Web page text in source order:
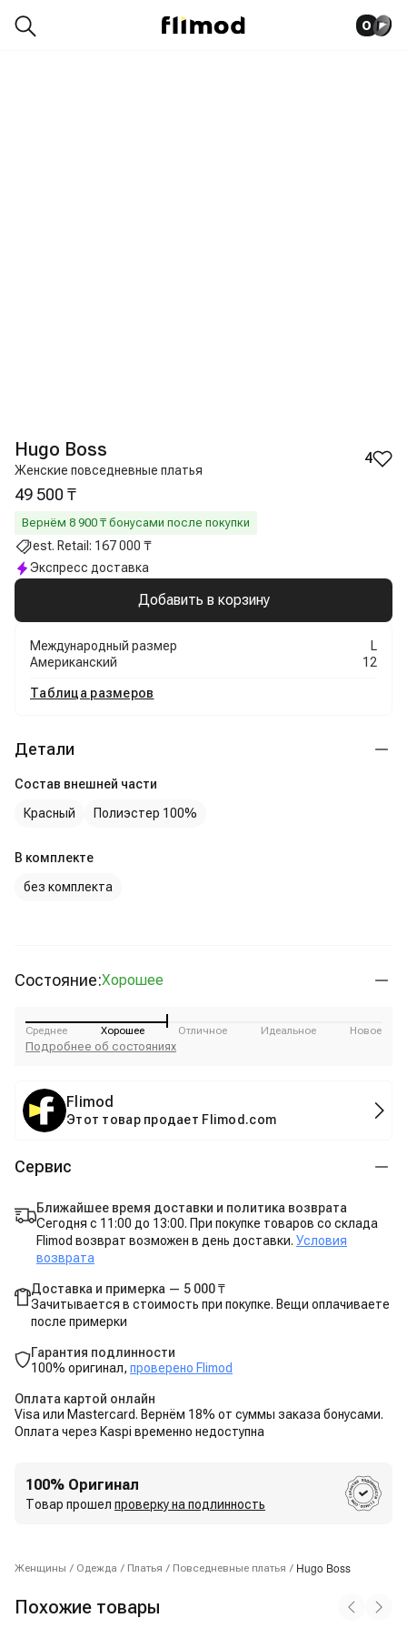
0
Hugo Boss
Женские повседневные платья
4
49 500 ₸
Вернём 8 900 ₸ бонусами после покупки
est. Retail: 167 000 ₸
Экспресс доставка
Добавить в корзину
Международный размер
L
Американский
12
Таблица размеров
Детали
Состав внешней части
Красный
Полиэстер 100%
В комплекте
без комплекта
Состояние:Хорошее
Среднее Хорошее Отличное Идеальное Новое
Подробнее об состояниях
Flimod
Этот товар продает Flimod.com
Сервис
Ближайшее время доставки и политика возврата
Сегодня с 11:00 до 13:00. При покупке товаров со склада
Flimod возврат возможен в день доставки. Условия
возврата
Доставка и примерка — 5 000 ₸
Зачитывается в стоимость при покупке. Вещи оплачиваете
после примерки
Гарантия подлинности
100% оригинал, проверено Flimod
Оплата картой онлайн
Visa или Mastercard. Вернём 18% от суммы заказа бонусами.
Оплата через Kaspi временно недоступна
100% Оригинал
Товар прошел проверку на подлинность
Женщины / Одежда / Платья / Повседневные платья / Hugo Boss
Похожие товары